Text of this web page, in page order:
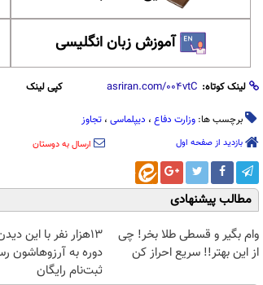
آموزش زبان انگلیسی
لینک کوتاه: کپی لینک
برچسب ها: وزارت دفاع ، دیپلماسی ، تجاوز
بازدید از صفحه اول ارسال به دوستان
مطالب پیشنهادی
وام بگیر و قسطی طلا بخر! چی
از این بهتر!! سریع احراز کن
13هزار نفر با این
دوره به آرزوهاشون
ثبت‌‌نام رایگان